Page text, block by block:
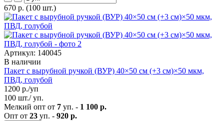
670 р. (100 шт.)
Артикул: 140045
В наличии
Пакет с вырубной ручкой (ВУР) 40×50 см (+3 см)×50 мкм,
ПВД, голубой
1200 р./уп
100 шт./ уп.
Мелкий опт от 7 уп. - 1 100 р.
Опт от 23 уп. - 920 р.